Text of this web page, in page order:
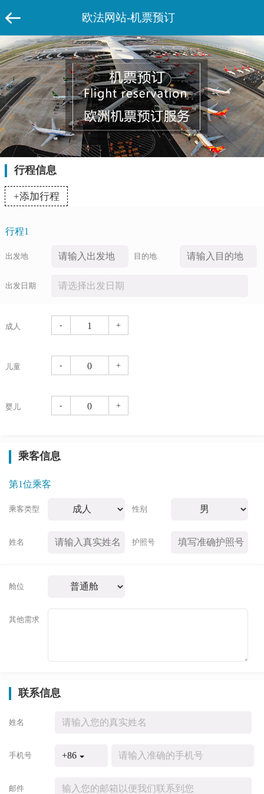
欧法网站-机票预订
行程信息
+添加行程
行程1
出发地 目的地
出发日期
成人 - +
儿童 - +
婴儿 - +
乘客信息
第1位乘客
乘客类型 性别
姓名 护照号
舱位
其他需求
联系信息
姓名
手机号 +86
邮件